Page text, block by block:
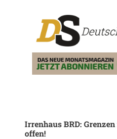
Irrenhaus BRD:
offen!